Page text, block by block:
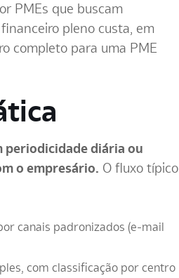
PMEs que buscam
pleno custa, em
completo para uma PME
periodicidade diária ou
o empresário. O fluxo típico
canais padronizados (e-mail
com classificação por centro